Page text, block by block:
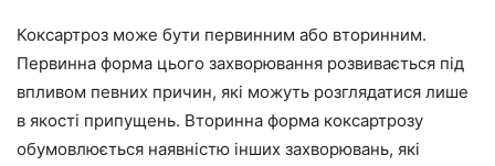
Коксартроз може бути первинним або вторинним.
Первинна форма цього захворювання розвивається під
впливом певних причин, які можуть розглядатися лише
в якості припущень. Вторинна форма коксартрозу
обумовлюється наявністю інших захворювань, які